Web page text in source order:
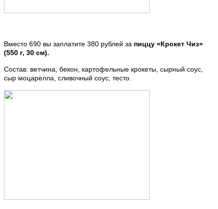
Вместо 690 вы заплатите 380 рублей за пиццу «Крокет Чиз»
(550 г, 30 см).
Состав: ветчина, бекон, картофельные крокеты, сырный соус,
сыр моцарелла, сливочный соус, тесто.